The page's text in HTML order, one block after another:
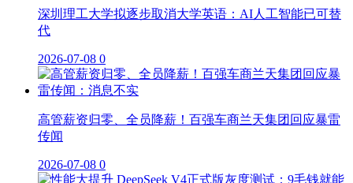
深圳理工大学拟逐步取消大学英语：AI人工智能已可替
代
2026-07-08 0
高管薪资归零、全员降薪！百强车商兰天集团回应暴雷
传闻
2026-07-08 0